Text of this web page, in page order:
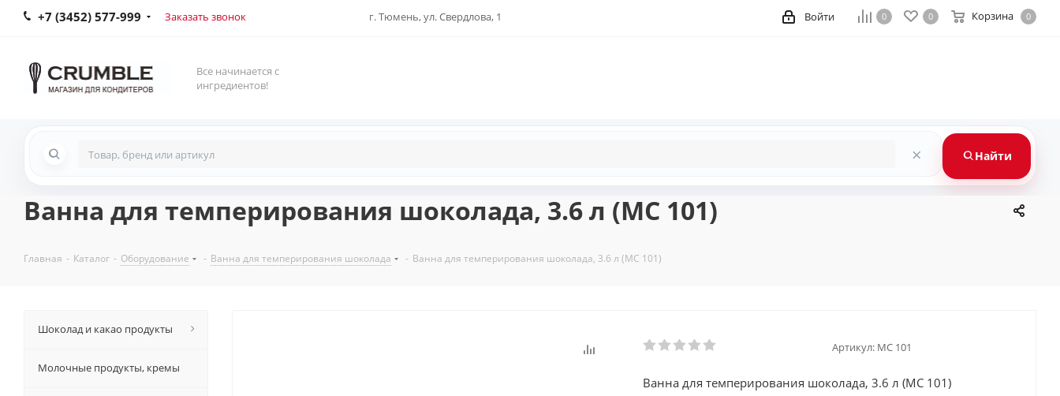
+7 (3452) 577-999 Заказать звонок г. Тюмень, ул. Свердлова, 1 0 0 Корзина 0
Войти
Все начинается с
ингредиентов!
× Найти
Ванна для темперирования шоколада, 3.6 л (MC 101)
Главная - Каталог - Оборудование - Ванна для темперирования шоколада - Ванна для темперирования шоколада, 3.6 л (MC 101)
Артикул: MC 101
Ванна для темперирования шоколада, 3.6 л (MC 101)
Шоколад и какао продукты
Молочные продукты, кремы